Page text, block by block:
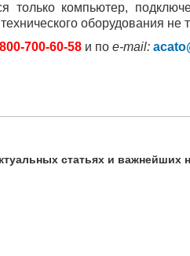
только компьютер,
оборудования не
700-60-58 и по e-mail:
статьях и важнейших